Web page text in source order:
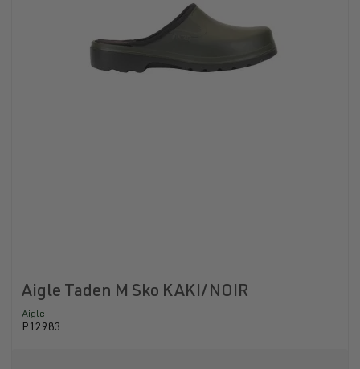
Aigle Taden M Sko KAKI/NOIR
Aigle
P12983